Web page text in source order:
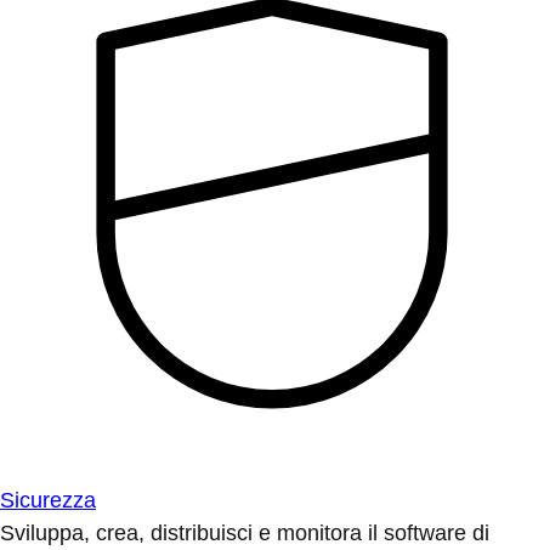
Sicurezza
Sviluppa, crea, distribuisci e monitora il software di